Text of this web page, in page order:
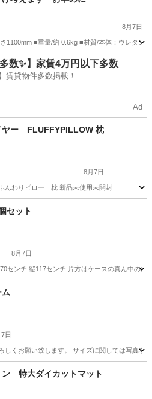
8月7日
1100mm ■重量/約 0.6kg ■材質/本体：ウレタ
ースリーパー
数✨】家賃4万円以下多数
賃貸物件多数掲載！
Ad
ヤー FLUFFYPILLOW 枕
8月7日
んわりピロー 枕 新品未使用未開封
セット
8月7日
センチ 縦117センチ 片方はケースの真ん中の
納家具
日
しくお願い致します。 サイズに関しては写真を
収納家具
ン 特大ダイカットマット